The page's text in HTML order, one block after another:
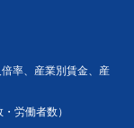
率、産業別賃金、産
労働者数）